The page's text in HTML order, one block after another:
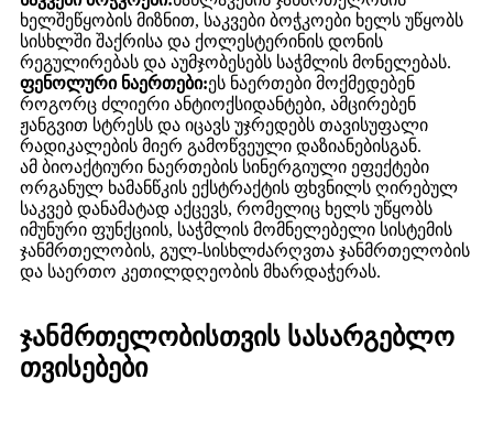
ხელშეწყობის მიზნით, საკვები ბოჭკოები ხელს უწყობს
სისხლში შაქრისა და ქოლესტერინის დონის
რეგულირებას და აუმჯობესებს საჭმლის მონელებას.
ფენოლური ნაერთები:ეს ნაერთები მოქმედებენ
როგორც ძლიერი ანტიოქსიდანტები, ამცირებენ
ჟანგვით სტრესს და იცავს უჯრედებს თავისუფალი
რადიკალების მიერ გამოწვეული დაზიანებისგან.
ამ ბიოაქტიური ნაერთების სინერგიული ეფექტები
ორგანულ ხამანწკის ექსტრაქტის ფხვნილს ღირებულ
საკვებ დანამატად აქცევს, რომელიც ხელს უწყობს
იმუნური ფუნქციის, საჭმლის მომნელებელი სისტემის
ჯანმრთელობის, გულ-სისხლძარღვთა ჯანმრთელობის
და საერთო კეთილდღეობის მხარდაჭერას.
ჯანმრთელობისთვის სასარგებლო
თვისებები